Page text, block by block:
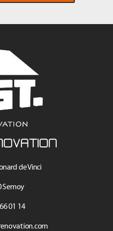
de Vinci
Semoy
01 14